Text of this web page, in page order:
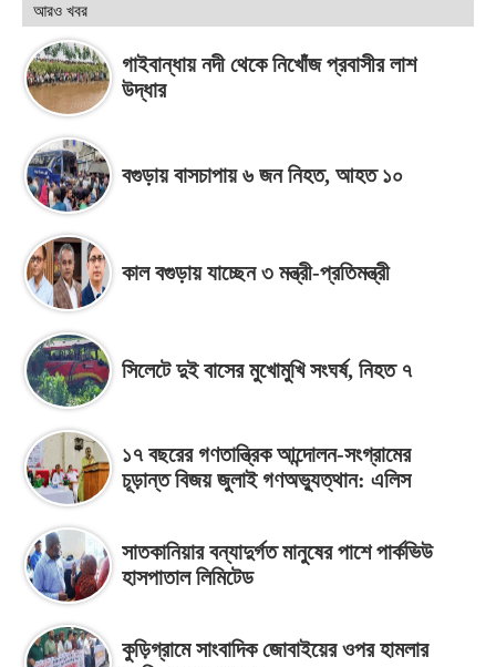
আরও খবর
গাইবান্ধায় নদী থেকে নিখোঁজ প্রবাসীর লাশ
উদ্ধার
বগুড়ায় বাসচাপায় ৬ জন নিহত, আহত ১০
কাল বগুড়ায় যাচ্ছেন ৩ মন্ত্রী-প্রতিমন্ত্রী
সিলেটে দুই বাসের মুখোমুখি সংঘর্ষ, নিহত ৭
১৭ বছরের গণতান্ত্রিক আন্দোলন-সংগ্রামের
চূড়ান্ত বিজয় জুলাই গণঅভ্যুত্থান: এলিস
সাতকানিয়ার বন্যাদুর্গত মানুষের পাশে পার্কভিউ
হাসপাতাল লিমিটেড
কুড়িগ্রামে সাংবাদিক জোবাইয়ের ওপর হামলার